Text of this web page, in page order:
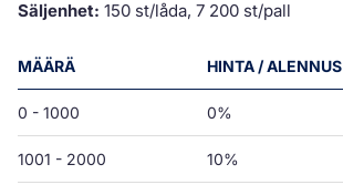
Säljenhet: 150 st/låda, 7 200 st/pall
MÄÄRÄ HINTA / ALENNUS
0 - 1000 0%
1001 - 2000 10%